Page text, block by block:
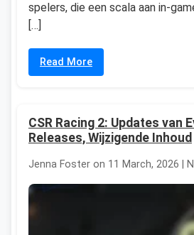
spelers, die een scala aan in-
[…]
Read More
CSR Racing 2: Updates van
Releases, Wijzigende Inhoud
Jenna Foster on 11 March, 2026 |